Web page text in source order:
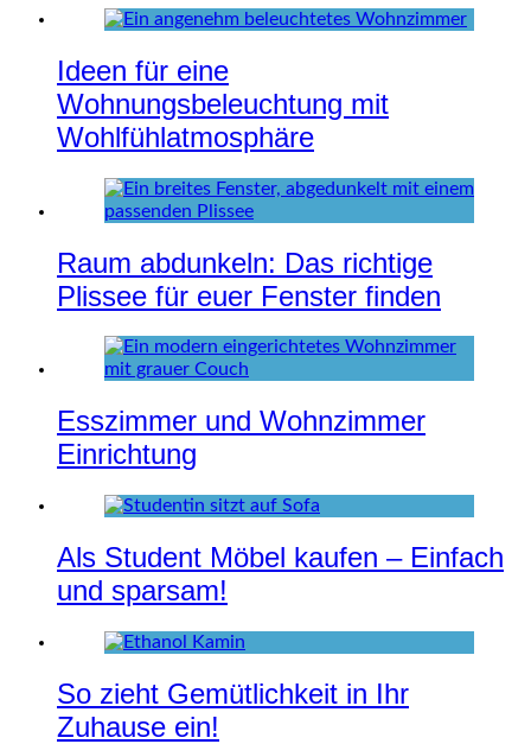
Ideen für eine
Wohnungsbeleuchtung mit
Wohlfühlatmosphäre
Raum abdunkeln: Das richtige
Plissee für euer Fenster finden
Esszimmer und Wohnzimmer
Einrichtung
Als Student Möbel kaufen – Einfach
und sparsam!
So zieht Gemütlichkeit in Ihr
Zuhause ein!